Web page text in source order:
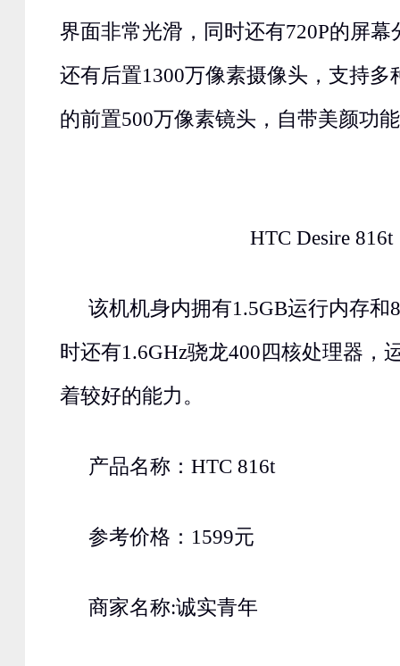
界面非常光滑，同时还有720P的屏
还有后置1300万像素摄像头，支持多
的前置500万像素镜头，自带美颜功
HTC Desire
该机机身内拥有1.5GB运行内存和
时还有1.6GHz骁龙400四核处理器，
着较好的能力。
产品名称：HTC 816t
参考价格：1599元
商家名称:诚实青年